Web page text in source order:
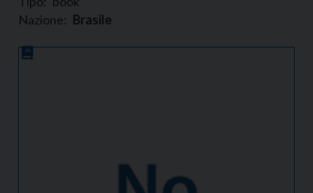
Nazione: Brasile